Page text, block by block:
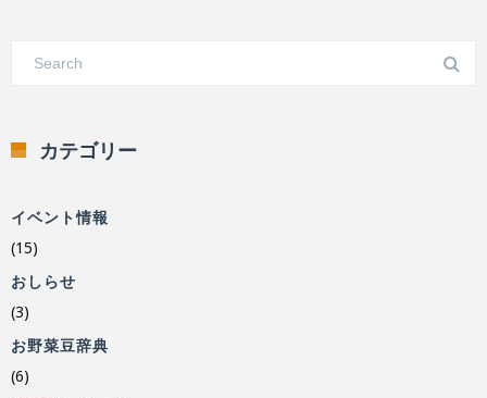
カテゴリー
イベント情報
(15)
おしらせ
(3)
お野菜豆辞典
(6)